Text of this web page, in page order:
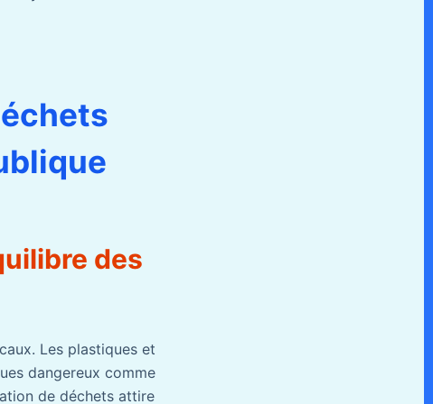
des
Les plastiques et
dangereux comme
de déchets attire